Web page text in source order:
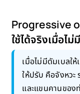
Progressive
ใช้ได้จริงเมื่อไ
เมื่อไม่มีดัมเบลใ
ให้ปรับ คือจังหวะ
และแขนคานของ